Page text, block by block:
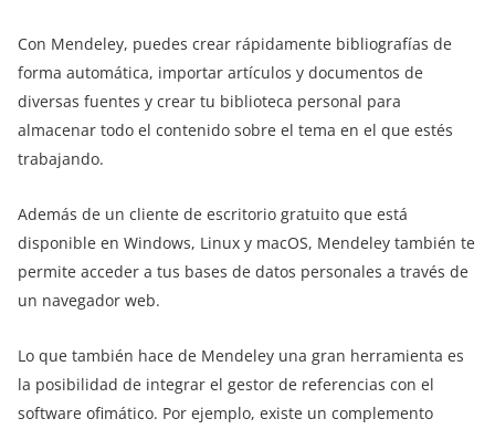
Con Mendeley, puedes crear rápidamente bibliografías de
forma automática, importar artículos y documentos de
diversas fuentes y crear tu biblioteca personal para
almacenar todo el contenido sobre el tema en el que estés
trabajando.
Además de un cliente de escritorio gratuito que está
disponible en Windows, Linux y macOS, Mendeley también te
permite acceder a tus bases de datos personales a través de
un navegador web.
Lo que también hace de Mendeley una gran herramienta es
la posibilidad de integrar el gestor de referencias con el
software ofimático. Por ejemplo, existe un complemento